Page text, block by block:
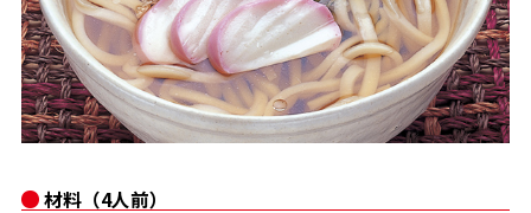
主菜レシピ
汁物レシピ
かつお節の削り方
かつお節・だしをもっと知る
キャンペーン一覧
企業情報
- 百年対話
お問い合わせ
ヤマキお客様相談室
オンラインショップ
材料（4人前）